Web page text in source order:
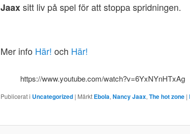
Jaaxsitt liv på spel för att stoppa spridningen.
Mer info Här! och Här!
https://www.youtube.com/watch?v=6YxNYnHTxAg
Publicerat i Uncategorized | Märkt Ebola, Nancy Jaax, The hot zone |